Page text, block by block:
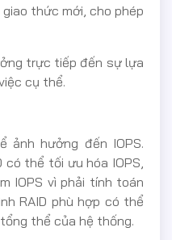
giao thức mới, cho phép
trực tiếp đến sự lựa
cụ thể.
ảnh hưởng đến IOPS.
có thể tối ưu hóa IOPS,
IOPS vì phải tính toán
RAID phù hợp có thể
thể của hệ thống.